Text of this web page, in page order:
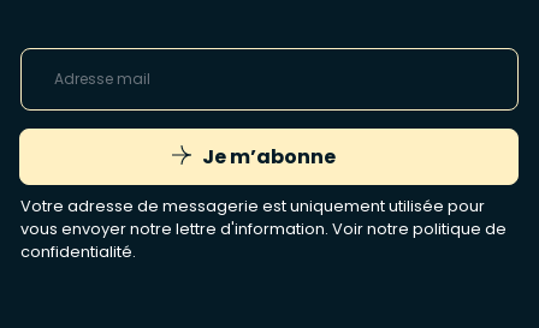
Je m’abonne
Votre adresse de messagerie est uniquement utilisée pour
vous envoyer notre lettre d'information. Voir notre politique de
confidentialité.